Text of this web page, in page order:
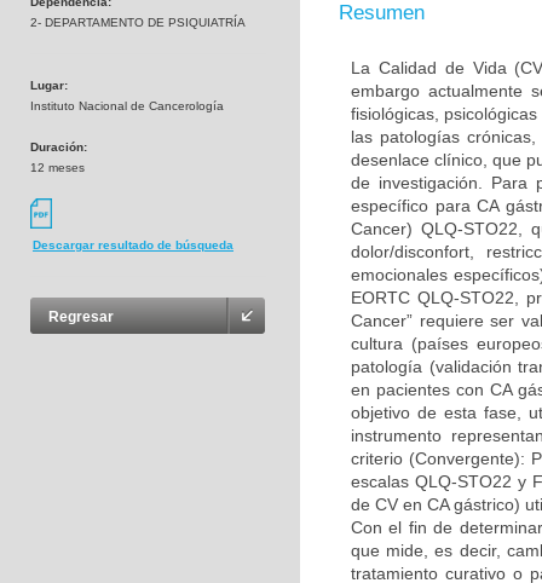
2- DEPARTAMENTO DE PSIQUIATRÍA
Lugar:
Instituto Nacional de Cancerología
Duración:
12 meses
Descargar resultado de búsqueda
Regresar
Resumen
La Calidad de Vida
embargo actualmente
fisiológicas,
las patologías
desenlace clínico, que
de investigación. Para
específico para CA
Cancer) QLQ-STO22,
dolor/disconfort,
emocionales
EORTC QLQ-STO22,
Cancer” requiere ser
cultura (países
patología (validación
en pacientes con CA
objetivo de esta fase,
instrumento
criterio (Convergente):
escalas QLQ-STO22 y
de CV en CA gástrico)
Con el fin de
que mide, es decir,
tratamiento curativo o